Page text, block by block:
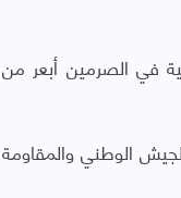
في الصرمين أبعر من
قوات الجيش الوطني والمقاومة